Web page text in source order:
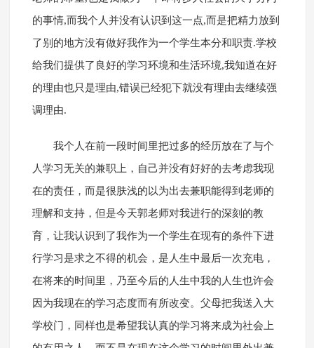
的事情,而我个人并没有认识到这一点,而是把精力放到
了别的地方没有做好我作为一个学生本分和职责.学校
给我们提供了良好的学习环境和生活环境,我知道在好
的理由也只是理由,错误已经犯下就没有理由去继续强
调理由.
我个人在前一段时间里把过多的经历放在了与个
人学习无关的兼职上，自己并没有好好的去考虑我现
在的责任，而是很肤浅的以为出去兼职能得到老师的
理解和支持，但是今天郭老师对我进行的深刻的教
育，让我认识到了我作为一个学生在现有的条件下进
行学习是求之不得的机会，是人生中最后一次充电，
在将来的时间里，乃至今后的人生中我的人生也许会
因为我现在的学习态度而有所改变。父母把我送入大
学校门，同样也是希望我认真的学习将来成为社会上